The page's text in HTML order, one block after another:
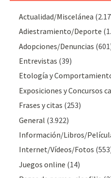
Actualidad/Miscelánea
Adiestramiento/Deporte
Adopciones/Denuncias
Entrevistas (39)
Etología y
Exposiciones y Concursos
Frases y citas (253)
General (3.922)
Información/Libros/
Internet/Vídeos/Fotos
Juegos online (14)